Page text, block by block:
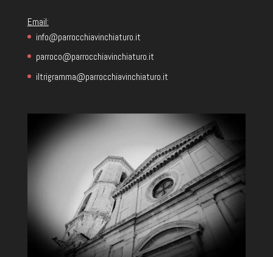
Email:
info@parrocchiavinchiaturo.it
parroco@parrocchiavinchiaturo.it
iltrigramma@parrocchiavinchiaturo.it